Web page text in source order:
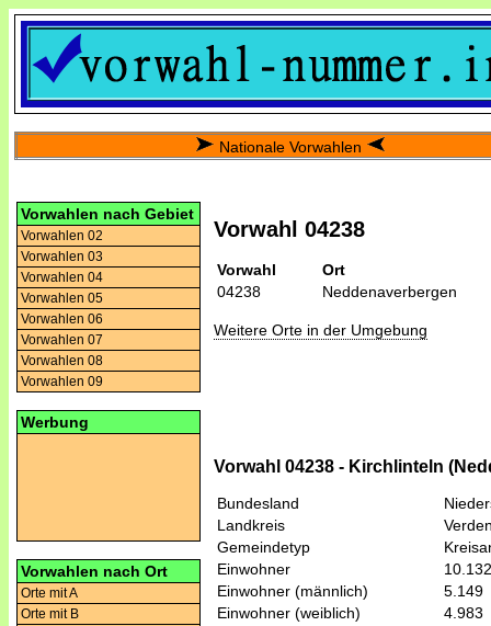
Nationale Vorwahlen
Vorwahlen nach Gebiet
Vorwahlen 02
Vorwahlen 03
Vorwahlen 04
Vorwahlen 05
Vorwahlen 06
Vorwahlen 07
Vorwahlen 08
Vorwahlen 09
Werbung
Vorwahlen nach Ort
Orte mit A
Orte mit B
Vorwahl 04238
Vorwahl
Ort
04238
Neddenaverbergen
Weitere Orte in der Umgebung
Vorwahl 04238 - Kirchlinteln
Bundesland
Landkreis
Gemeindetyp
Einwohner
10.132
Einwohner (männlich)
5.149
Einwohner (weiblich)
4.983